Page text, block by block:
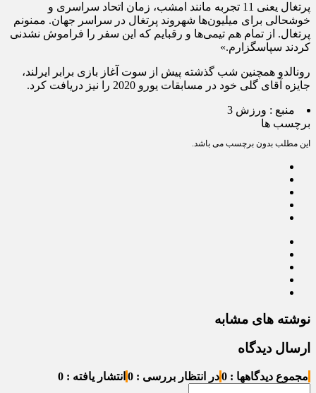
پرتغال یعنی 11 تجربه مانند امشب، زمان اتحاد سراسری و
خوشحالی برای میلیون‌ها شهروند پرتغال در سراسر جهان. ممنونم
پرتغال. از تمام هم تیمی‌ها و رقبایم که این سفر را فراموش نشدنی
کردند سپاسگزارم.»
رونالدو همچنین شب گذشته پیش از سوت آغاز بازی برابر ایرلند،
جایزه آقای گلی خود در مسابقات یورو 2020 را نیز دریافت کرد.
منبع : ورزش 3
برچسب ها
این مطلب بدون برچسب می باشد.
نوشته های مشابه
ارسال دیدگاه
مجموع دیدگاهها : 0 در انتظار بررسی : 0 انتشار یافته : 0